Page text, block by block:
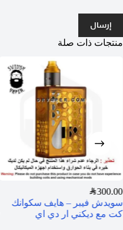
إرسال
منتجات ذات صلة
SAR300.00
سويدش فيبر – هايف سكوانك
كت مع ديكني ار دي اي